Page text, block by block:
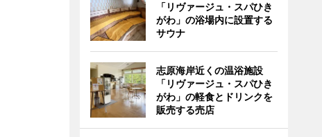
「リヴァージュ・スパひき
がわ」の浴場内に設置する
サウナ
志原海岸近くの温浴施設
「リヴァージュ・スパひき
がわ」の軽食とドリンクを
販売する売店